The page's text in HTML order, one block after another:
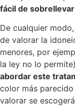
fácil de sobrellevar
De cualquier
de valorar la
menores, por
la ley no lo
abordar este
color más
valorar se